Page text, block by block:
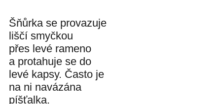
Šňůrka se provazuje
liščí smyčkou
přes levé rameno
a protahuje se do
levé kapsy. Často je
na ni navázána
píšťalka.